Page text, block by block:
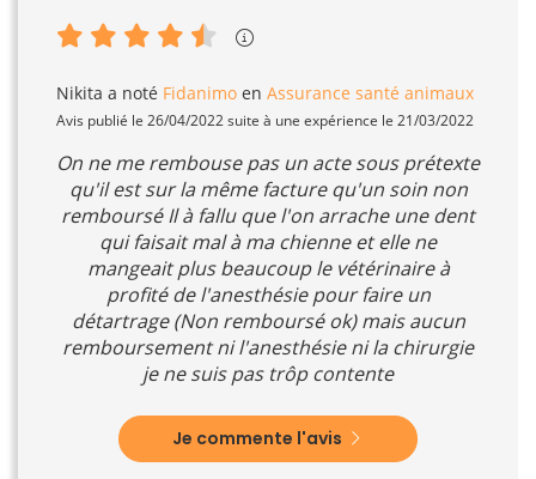
Nikita a noté Fidanimo en Assurance santé animaux
Avis publié le 26/04/2022 suite à une expérience le 21/03/2022
On ne me rembouse pas un acte sous prétexte
qu'il est sur la même facture qu'un soin non
remboursé Il à fallu que l'on arrache une dent
qui faisait mal à ma chienne et elle ne
mangeait plus beaucoup le vétérinaire à
profité de l'anesthésie pour faire un
détartrage (Non remboursé ok) mais aucun
remboursement ni l'anesthésie ni la chirurgie
je ne suis pas trôp contente
Je commente l'avis